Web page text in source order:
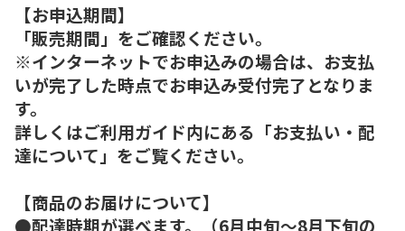
【お申込期間】
「販売期間」をご確認ください。
※インターネットでお申込みの場合は、お支払
いが完了した時点でお申込み受付完了となりま
す。
詳しくはご利用ガイド内にある「お支払い・配
達について」をご覧ください。
【商品のお届けについて】
●配達時期が選べます。（6月中旬～8月下旬の